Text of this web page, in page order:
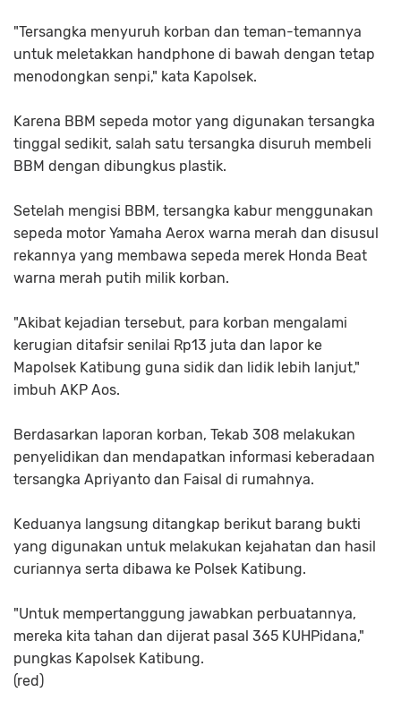
"Tersangka menyuruh korban dan teman-temannya
untuk meletakkan handphone di bawah dengan tetap
menodongkan senpi," kata Kapolsek.
Karena BBM sepeda motor yang digunakan tersangka
tinggal sedikit, salah satu tersangka disuruh membeli
BBM dengan dibungkus plastik.
Setelah mengisi BBM, tersangka kabur menggunakan
sepeda motor Yamaha Aerox warna merah dan disusul
rekannya yang membawa sepeda merek Honda Beat
warna merah putih milik korban.
"Akibat kejadian tersebut, para korban mengalami
kerugian ditafsir senilai Rp13 juta dan lapor ke
Mapolsek Katibung guna sidik dan lidik lebih lanjut,"
imbuh AKP Aos.
Berdasarkan laporan korban, Tekab 308 melakukan
penyelidikan dan mendapatkan informasi keberadaan
tersangka Apriyanto dan Faisal di rumahnya.
Keduanya langsung ditangkap berikut barang bukti
yang digunakan untuk melakukan kejahatan dan hasil
curiannya serta dibawa ke Polsek Katibung.
"Untuk mempertanggung jawabkan perbuatannya,
mereka kita tahan dan dijerat pasal 365 KUHPidana,"
pungkas Kapolsek Katibung.
(red)